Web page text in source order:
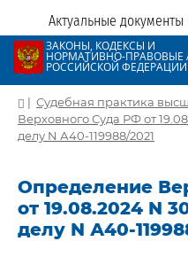
Актуальные
ЗАКОНЫ, КОДЕКСЫ И
НОРМАТИВНО-ПРАВОВЫЕ
РОССИЙСКОЙ ФЕДЕРАЦИИ
| Судебная практика
Верховного Суда РФ от
делу N А40-119988/2021
Определение
от 19.08.2024 N
делу N А40-